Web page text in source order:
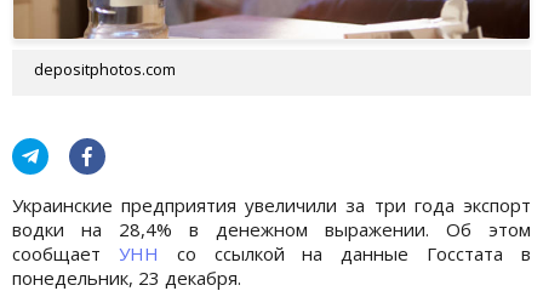
depositphotos.com
Украинские предприятия увеличили за три года экспорт
водки на 28,4% в денежном выражении. Об этом
сообщает УНН со ссылкой на данные Госстата в
понедельник, 23 декабря.